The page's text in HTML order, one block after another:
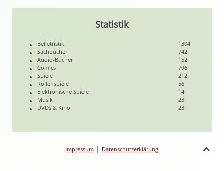
Statistik
Belletristik
1304
Sachbücher
742
Audio-Bücher
152
Comics
796
Spiele
212
Rollenspiele
56
Elektronische Spiele
14
Musik
23
DVDs & Kino
23
Impressum | Datenschutzerklärung